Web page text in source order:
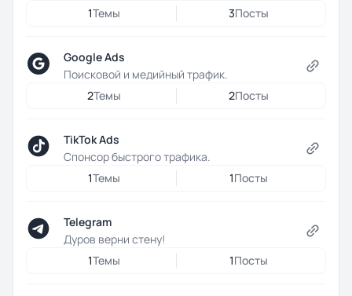
1Темы 3Посты
Google Ads
Поисковой и медийный трафик.
2Темы 2Посты
TikTok Ads
Спонсор быстрого трафика.
1Темы 1Посты
Telegram
Дуров верни стену!
1Темы 1Посты